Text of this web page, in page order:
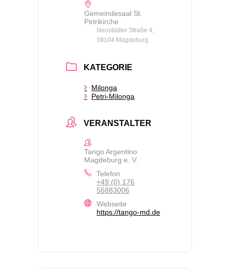
Gemeindesaal St.
Petrikirche
Neustädter Straße 4,
39104 Magdeburg
KATEGORIE
Milonga
Petri-Milonga
VERANSTALTER
Tango Argentino
Magdeburg e. V.
Telefon
+49 (0) 176
56883006
Webseite
https://tango-md.de